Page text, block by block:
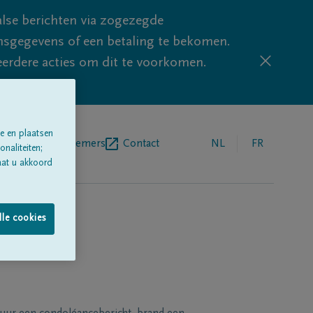
berichten via zogezegde
of een betaling te bekomen.
acties om dit te voorkomen.
Contact NL FR
en plaatsen
u akkoord
cookies